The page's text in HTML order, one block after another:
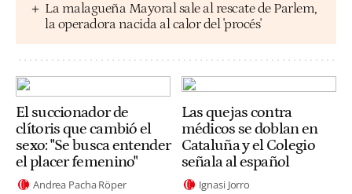
La malagueña Mayoral sale al rescate de Parlem,
la operadora nacida al calor del 'procés'
El succionador de
clítoris que cambió el
sexo: "Se busca entender
el placer femenino"
Andrea Pacha Röper
Las quejas contra
médicos se doblan en
Cataluña y el Colegio
señala al español
Ignasi Jorro